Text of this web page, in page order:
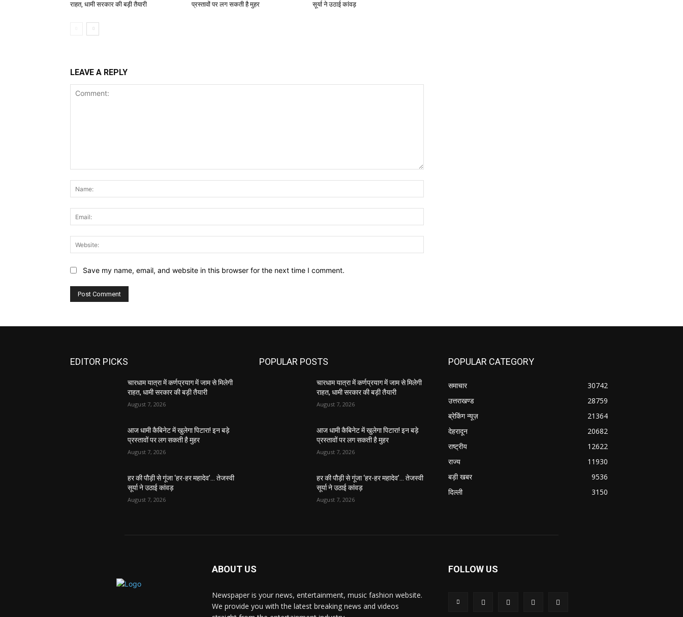
राहत, धामी सरकार की बड़ी तैयारी
प्रस्तावों पर लग सकती है मुहर
सूर्या ने उठाई कांवड़
LEAVE A REPLY
Save my name, email, and website in this browser for the next time I comment.
EDITOR PICKS
चारधाम यात्रा में कर्णप्रयाग में जाम से मिलेगी
राहत, धामी सरकार की बड़ी तैयारी
August 7, 2026
आज धामी कैबिनेट में खुलेगा पिटारा! इन बड़े
प्रस्तावों पर लग सकती है मुहर
August 7, 2026
हर की पौड़ी से गूंजा ‘हर-हर महादेव’… तेजस्वी
सूर्या ने उठाई कांवड़
August 7, 2026
POPULAR POSTS
चारधाम यात्रा में कर्णप्रयाग में जाम से मिलेगी
राहत, धामी सरकार की बड़ी तैयारी
August 7, 2026
आज धामी कैबिनेट में खुलेगा पिटारा! इन बड़े
प्रस्तावों पर लग सकती है मुहर
August 7, 2026
हर की पौड़ी से गूंजा ‘हर-हर महादेव’… तेजस्वी
सूर्या ने उठाई कांवड़
August 7, 2026
POPULAR CATEGORY
समाचार
30742
उत्तराखण्ड
28759
ब्रेकिंग न्यूज़
21364
देहरादून
20682
राष्ट्रीय
12622
राज्य
11930
बड़ी खबर
9536
दिल्ली
3150
ABOUT US
Newspaper is your news, entertainment, music fashion website.
We provide you with the latest breaking news and videos
FOLLOW US